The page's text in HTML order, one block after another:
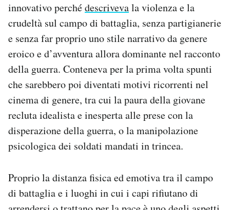
innovativo perchédescrivevala violenza e la
crudeltà sul campo di battaglia, senza partigianerie
e senza far proprio uno stile narrativo da genere
eroico e d’avventura allora dominante nel racconto
della guerra. Conteneva per la prima volta spunti
che sarebbero poi diventati motivi ricorrenti nel
cinema di genere, tra cui la paura della giovane
recluta idealista e inesperta alle prese con la
disperazione della guerra, o la manipolazione
psicologica dei soldati mandati in trincea.
Proprio la distanza fisica ed emotiva tra il campo
di battaglia e i luoghi in cui i capi rifiutano di